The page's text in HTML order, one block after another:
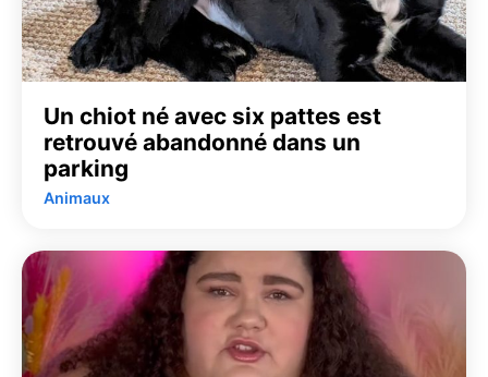
Un chiot né avec six pattes est
retrouvé abandonné dans un
parking
Animaux